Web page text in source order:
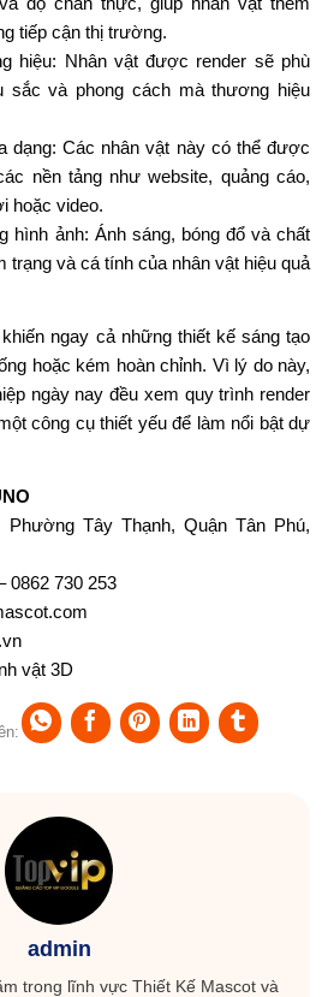
tiếp cận thị trường.
hiệu: Nhân vật được render sẽ phù
sắc và phong cách mà thương hiệu
dạng: Các nhân vật này có thể được
nền tảng như website, quảng cáo,
hoặc video.
hình ảnh: Ánh sáng, bóng đổ và chất
trạng và cá tính của nhân vật hiệu quả
ngay cả những thiết kế sáng tạo
hoặc kém hoàn chỉnh. Vì lý do này,
ngày nay đều xem quy trình render
công cụ thiết yếu để làm nổi bật dự
Tây Thạnh, Quận Tân Phú,
0862 730 253
vật 3D
admin
trong lĩnh vực Thiết Kế Mascot và